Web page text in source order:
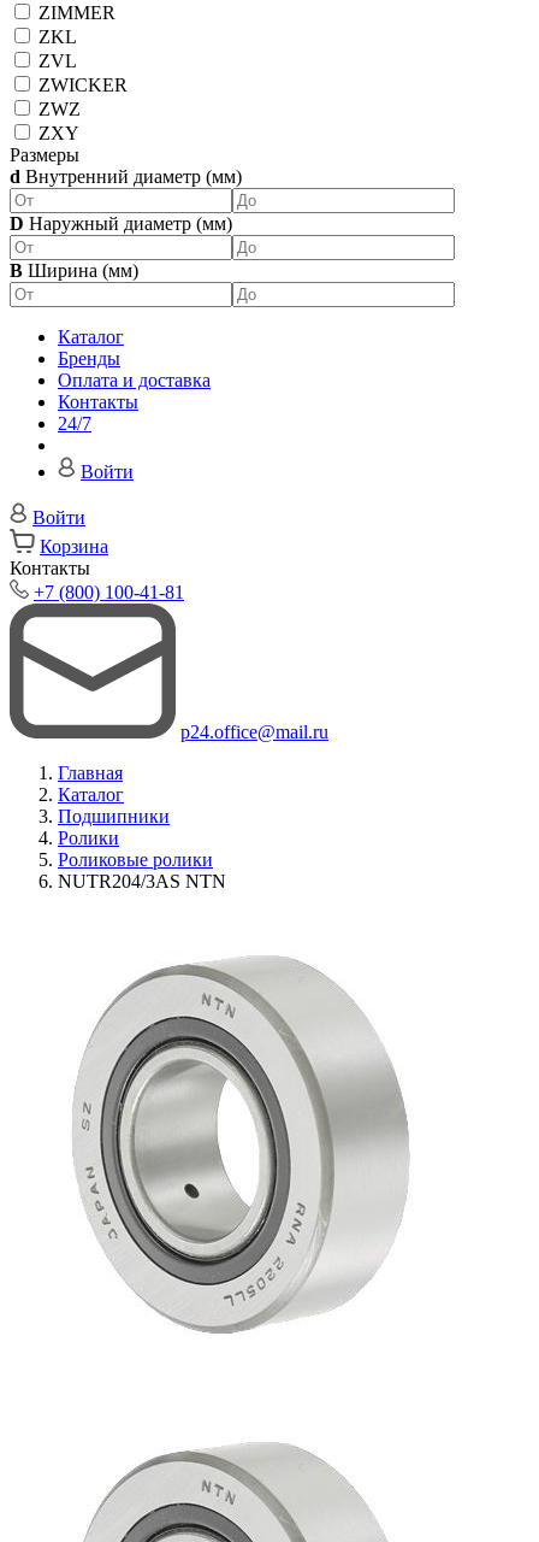
ZIMMER
ZKL
ZVL
ZWICKER
ZWZ
ZXY
Размеры
d Внутренний диаметр (мм)
D Наружный диаметр (мм)
B Ширина (мм)
Каталог
Бренды
Оплата и доставка
Контакты
24/7
Войти
Войти
Корзина
Контакты
+7 (800) 100-41-81
p24.office@mail.ru
Главная
Каталог
Подшипники
Ролики
Роликовые ролики
NUTR204/3AS NTN